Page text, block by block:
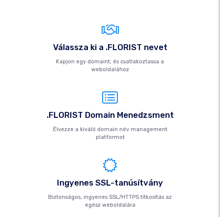
Válassza ki a .FLORIST nevet
Kapjon egy domaint, és csatlakoztassa a
weboldalához
.FLORIST Domain Menedzsment
Élvezze a kiváló domain név management
platformot
Ingyenes SSL-tanúsítvány
Biztonságos, ingyenes SSL/HTTPS titkosítás az
egész weboldalára